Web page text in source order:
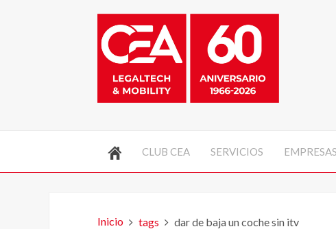
CLUB CEA SERVICIOS EMPRESAS
Inicio tags dar de baja un coche sin itv